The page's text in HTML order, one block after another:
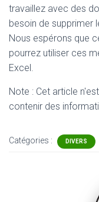
travaillez avec des
besoin de supprimer
Nous espérons que
pourrez utiliser ces
Excel.
Note : Cet article
contenir des
Catégories : DIVERS